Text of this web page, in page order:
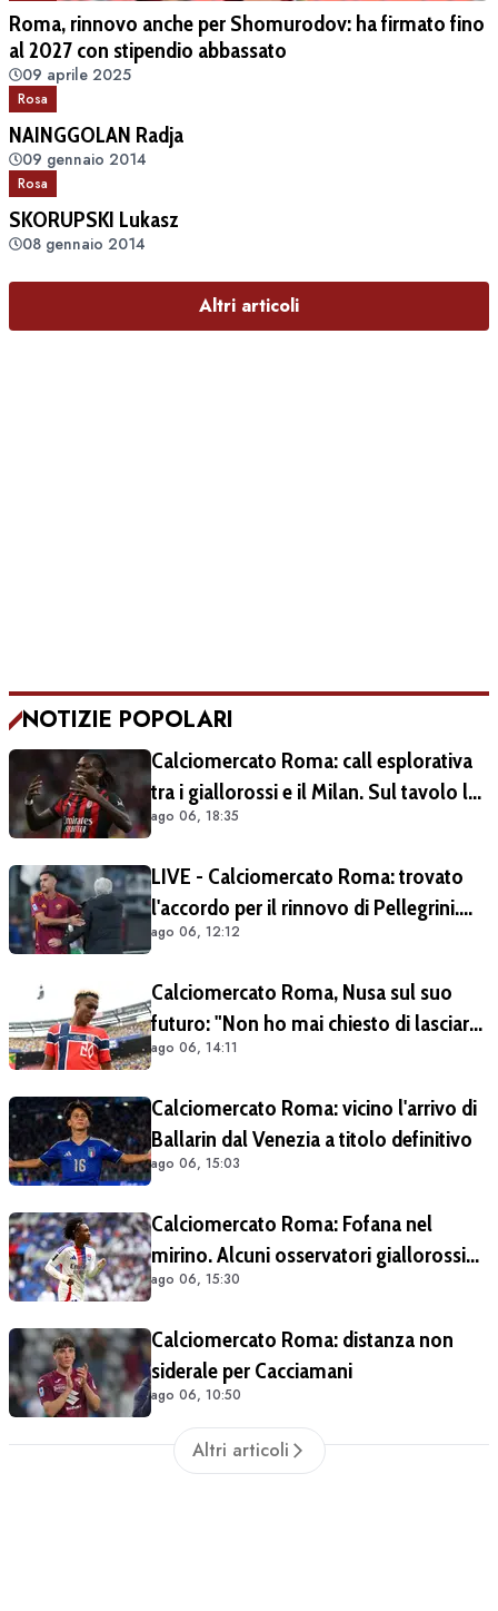
Roma, rinnovo anche per Shomurodov: ha firmato fino
al 2027 con stipendio abbassato
09 aprile 2025
Rosa
NAINGGOLAN Radja
09 gennaio 2014
Rosa
SKORUPSKI Lukasz
08 gennaio 2014
Altri articoli
NOTIZIE POPOLARI
Calciomercato Roma: call esplorativa
tra i giallorossi e il Milan. Sul tavolo le
situazioni di Leao e Soulé
ago 06, 18:35
LIVE - Calciomercato Roma: trovato
l'accordo per il rinnovo di Pellegrini.
Prolungamento di un solo anno
ago 06, 12:12
Calciomercato Roma, Nusa sul suo
futuro: "Non ho mai chiesto di lasciare
il Lipsia". Giallorossi ancora al lavoro
ago 06, 14:11
Calciomercato Roma: vicino l'arrivo di
Ballarin dal Venezia a titolo definitivo
ago 06, 15:03
Calciomercato Roma: Fofana nel
mirino. Alcuni osservatori giallorossi
presenti nel match di Champions con il
ago 06, 15:30
Calciomercato Roma: distanza non
siderale per Cacciamani
ago 06, 10:50
Altri articoli